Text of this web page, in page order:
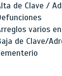
de Clave /
varios
de Clave/